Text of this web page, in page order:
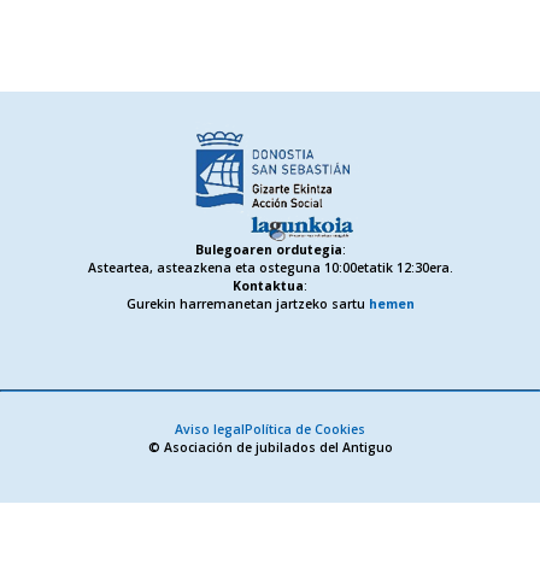
Bulegoaren ordutegia:
Asteartea, asteazkena eta osteguna 10:00etatik 12:30era.
Kontaktua:
Gurekin harremanetan jartzeko sartu hemen
© Asociación de jubilados del Antiguo
Aviso legalPolítica de Cookies